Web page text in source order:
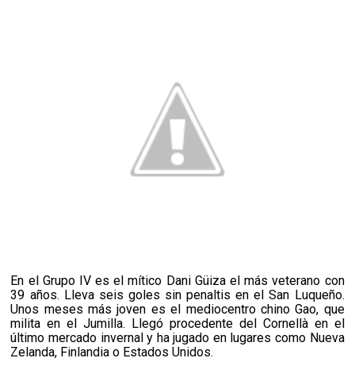
En el Grupo IV es el mítico Dani Güiza el más veterano con
39 años. Lleva seis goles sin penaltis en el San Luqueño.
Unos meses más joven es el mediocentro chino Gao, que
milita en el Jumilla. Llegó procedente del Cornellà en el
último mercado invernal y ha jugado en lugares como Nueva
Zelanda, Finlandia o Estados Unidos.